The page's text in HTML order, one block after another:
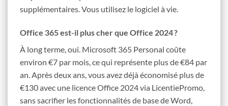
supplémentaires. Vous utilisez le logiciel à vie.
Office 365 est-il plus cher que Office 2024 ?
À long terme, oui. Microsoft 365 Personal coûte
environ €7 par mois, ce qui représente plus de €84 par
an. Après deux ans, vous avez déjà économisé plus de
€130 avec une licence Office 2024 via LicentiePromo,
sans sacrifier les fonctionnalités de base de Word,